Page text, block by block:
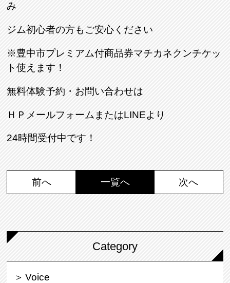
み
ジム初心者の方もご安心ください
※豊中市プレミアム付商品券マチカネクンチケッ
ト使えます！
無料体験予約・お問い合わせは
ＨＰメールフォームまたはLINEより
24時間受付中です！
前へ 一覧へ 次へ
Category
Voice